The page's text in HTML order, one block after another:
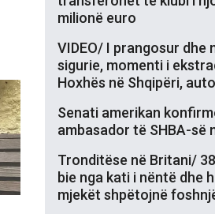
milionë euro
VIDEO/ I prangosur dhe
sigurie, momenti i
Hoxhës në Shqipëri,
Senati amerikan
ambasador të SHBA-së
Tronditëse në Britani/
bie nga kati i nëntë dhe
mjekët shpëtojnë